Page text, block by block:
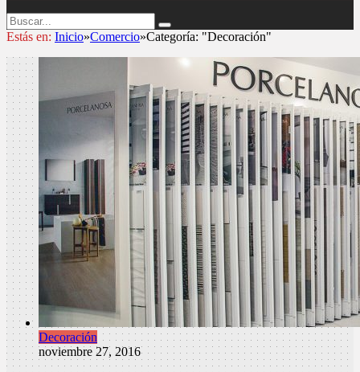
Estás en: Inicio»Comercio»Categoría: "Decoración"
Decoración
noviembre 27, 2016